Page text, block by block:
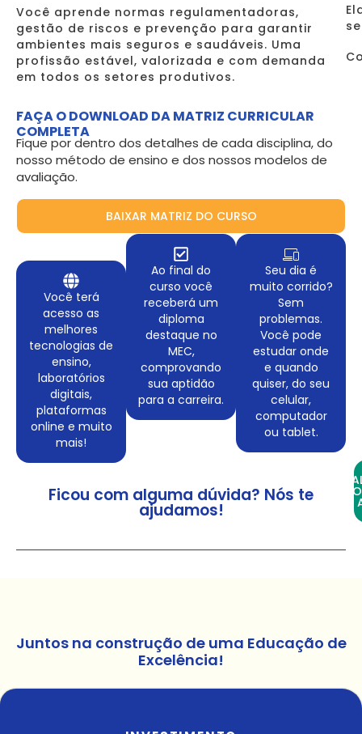
Você aprende normas regulamentadoras,
gestão de riscos e prevenção para garantir
ambientes mais seguros e saudáveis. Uma
profissão estável, valorizada e com demanda
em todos os setores produtivos.
FAÇA O DOWNLOAD DA MATRIZ CURRICULAR
COMPLETA
Fique por dentro dos detalhes de cada disciplina, do
nosso método de ensino e dos nossos modelos de
avaliação.
BAIXAR MATRIZ DO CURSO
Você terá
acesso as
melhores
tecnologias de
ensino,
laboratórios
digitais,
plataformas
online e muito
mais!
Ao final do
curso você
receberá um
diploma
destaque no
MEC,
comprovando
sua aptidão
para a carreira.
Seu dia é
muito corrido?
Sem
problemas.
Você pode
estudar onde
e quando
quiser, do seu
celular,
computador
ou tablet.
Ficou com alguma dúvida? Nós te
ajudamos!
Juntos na construção de uma Educação de
Excelência!